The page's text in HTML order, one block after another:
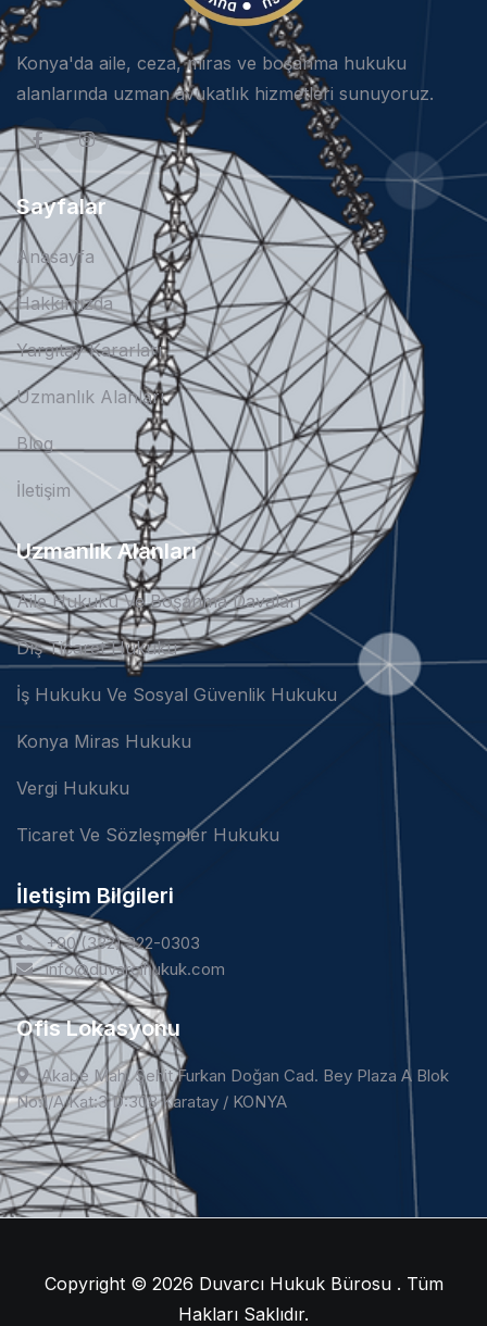
Konya'da aile, ceza, miras ve boşanma hukuku
alanlarında uzman avukatlık hizmetleri sunuyoruz.
Sayfalar
Anasayfa
Hakkımızda
Yargıtay Kararları
Uzmanlık Alanları
Blog
İletişim
Uzmanlık Alanları
Aile Hukuku Ve Boşanma Davaları
Dış Ticaret Hukuku
İş Hukuku Ve Sosyal Güvenlik Hukuku
Konya Miras Hukuku
Vergi Hukuku
Ticaret Ve Sözleşmeler Hukuku
İletişim Bilgileri
+90 (332) 322-0303
info@duvarcihukuk.com
Ofis Lokasyonu
Akabe Mah. Şehit Furkan Doğan Cad. Bey Plaza A Blok
No:1/A Kat:3 D:308 Karatay / KONYA
Copyright © 2026 Duvarcı Hukuk Bürosu . Tüm
Hakları Saklıdır.